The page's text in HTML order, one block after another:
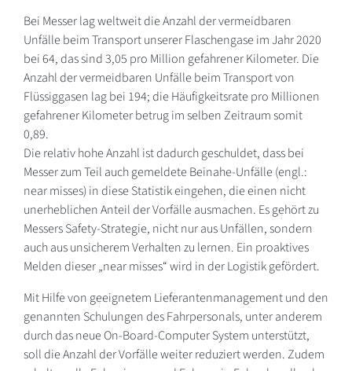
Bei Messer lag weltweit die Anzahl der vermeidbaren
Unfälle beim Transport unserer Flaschengase im Jahr 2020
bei 64, das sind 3,05 pro Million gefahrener Kilometer. Die
Anzahl der vermeidbaren Unfälle beim Transport von
Flüssiggasen lag bei 194; die Häufigkeitsrate pro Millionen
gefahrener Kilometer betrug im selben Zeitraum somit
0,89.
Die relativ hohe Anzahl ist dadurch geschuldet, dass bei
Messer zum Teil auch gemeldete Beinahe-Unfälle (engl.:
near misses) in diese Statistik eingehen, die einen nicht
unerheblichen Anteil der Vorfälle ausmachen. Es gehört zu
Messers Safety-Strategie, nicht nur aus Unfällen, sondern
auch aus unsicherem Verhalten zu lernen. Ein proaktives
Melden dieser „near misses“ wird in der Logistik gefördert.
Mit Hilfe von geeignetem Lieferantenmanagement und den
genannten Schulungen des Fahrpersonals, unter anderem
durch das neue On-Board-Computer System unterstützt,
soll die Anzahl der Vorfälle weiter reduziert werden. Zudem